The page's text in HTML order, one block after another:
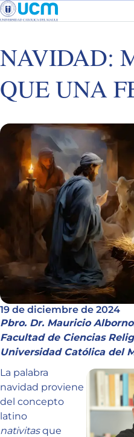
NAVIDAD:
QUE UNA
19 de diciembre de 2024
Pbro. Dr. Mauricio
Facultad de Ciencias
Universidad Católica del
La palabra
navidad proviene
del concepto
latino
nativitasque